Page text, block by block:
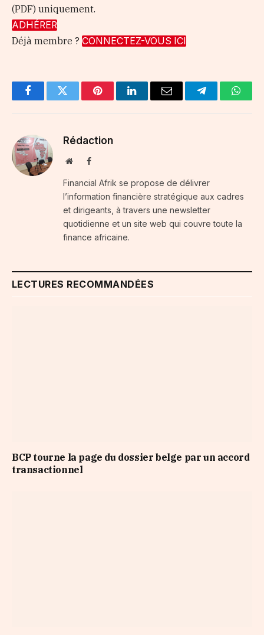
(PDF) uniquement.
ADHÉRER
Déjà membre ? CONNECTEZ-VOUS ICI
FacebookTwitter PinterestLinkedInEmail Telegram
Rédaction
WebsiteFacebook
Financial Afrik se propose de délivrer
l’information financière stratégique aux cadres
et dirigeants, à travers une newsletter
quotidienne et un site web qui couvre toute la
finance africaine.
LECTURES RECOMMANDÉES
BCP tourne la page du dossier belge par un accord
transactionnel